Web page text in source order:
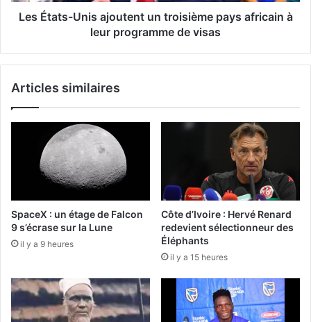
Les États-Unis ajoutent un troisième pays africain à
leur programme de visas
Articles similaires
SpaceX : un étage de Falcon
9 s’écrase sur la Lune
il y a 9 heures
Côte d’Ivoire : Hervé Renard
redevient sélectionneur des
Éléphants
il y a 15 heures